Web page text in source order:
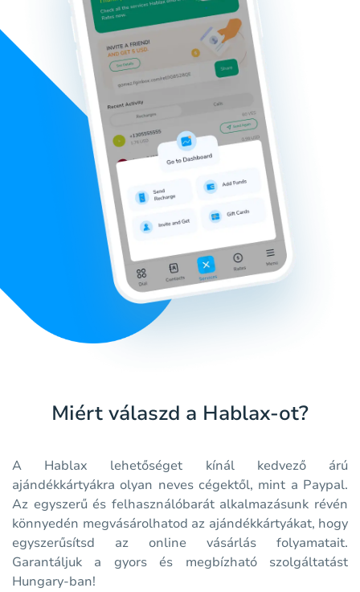
Miért válaszd a Hablax-ot?
A Hablax lehetőséget kínál kedvező árú
ajándékkártyákra olyan neves cégektől, mint a Paypal.
Az egyszerű és felhasználóbarát alkalmazásunk révén
könnyedén megvásárolhatod az ajándékkártyákat, hogy
egyszerűsítsd az online vásárlás folyamatait.
Garantáljuk a gyors és megbízható szolgáltatást
Hungary-ban!